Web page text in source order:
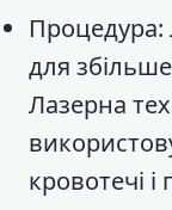
Процедура:
для
Лазерна
кровотечі